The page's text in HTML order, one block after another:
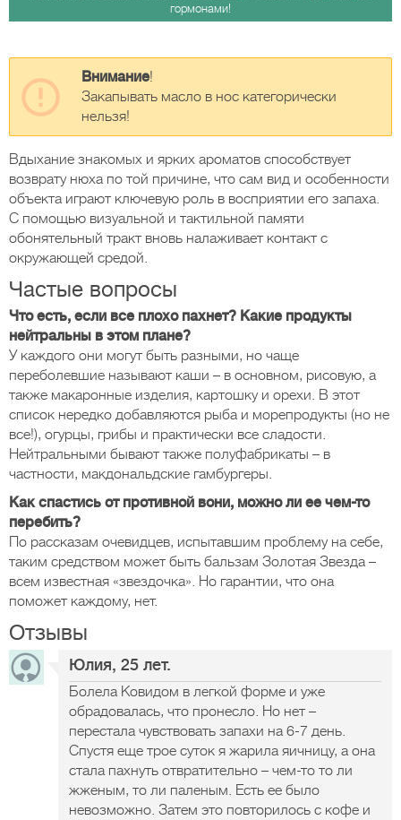
гормонами!
Внимание!
Закапывать масло в нос категорически
нельзя!
Вдыхание знакомых и ярких ароматов способствует
возврату нюха по той причине, что сам вид и особенности
объекта играют ключевую роль в восприятии его запаха.
С помощью визуальной и тактильной памяти
обонятельный тракт вновь налаживает контакт с
окружающей средой.
Частые вопросы
Что есть, если все плохо пахнет? Какие продукты
нейтральны в этом плане?
У каждого они могут быть разными, но чаще
переболевшие называют каши – в основном, рисовую, а
также макаронные изделия, картошку и орехи. В этот
список нередко добавляются рыба и морепродукты (но не
все!), огурцы, грибы и практически все сладости.
Нейтральными бывают также полуфабрикаты – в
частности, макдональдские гамбургеры.
Как спастись от противной вони, можно ли ее чем-то
перебить?
По рассказам очевидцев, испытавшим проблему на себе,
таким средством может быть бальзам Золотая Звезда –
всем известная «звездочка». Но гарантии, что она
поможет каждому, нет.
Отзывы
Юлия, 25 лет.
Болела Ковидом в легкой форме и уже
обрадовалась, что пронесло. Но нет –
перестала чувствовать запахи на 6-7 день.
Спустя еще трое суток я жарила яичницу, а она
стала пахнуть отвратительно – чем-то то ли
жженым, то ли паленым. Есть ее было
невозможно. Затем это повторилось с кофе и